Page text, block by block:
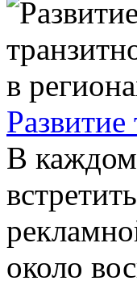
В каждом
около